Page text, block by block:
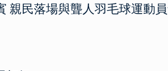
親民落場與聾人羽毛球運動